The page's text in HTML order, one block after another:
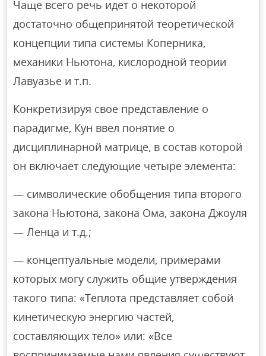
Чаще всего речь идет о некоторой
достаточно общепринятой теоретической
концепции типа системы Коперника,
механики Ньютона, кислородной теории
Лавуазье и т.п.
Конкретизируя свое представление о
парадигме, Кун ввел понятие о
дисциплинарной матрице, в состав которой
он включает следующие четыре элемента:
— символические обобщения типа второго
закона Ньютона, закона Ома, закона Джоуля
— Ленца и т.д.;
— концептуальные модели, примерами
которых могу служить общие утверждения
такого типа: «Теплота представляет собой
кинетическую энергию частей,
составляющих тело» или: «Все